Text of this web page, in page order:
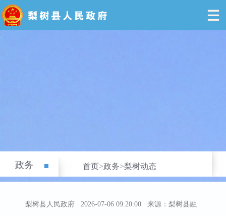
政务 首页>政务>梨树动态
梨树县人民政府 2026-07-06 09:20:00 来源：梨树县融